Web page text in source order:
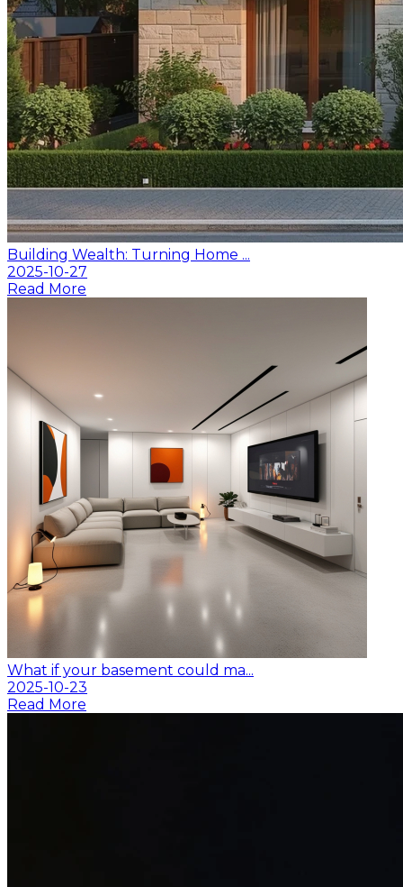
Building Wealth: Turning Home ...
2025-10-27
Read More
What if your basement could ma...
2025-10-23
Read More